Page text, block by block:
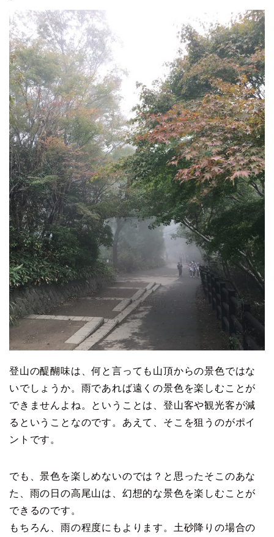
登山の醍醐味は、何と言っても山頂からの景色ではな
いでしょうか。雨であれば遠くの景色を楽しむことが
できませんよね。ということは、登山客や観光客が減
るということなのです。あえて、そこを狙うのがポイ
ントです。
でも、景色を楽しめないのでは？と思ったそこのあな
た、雨の日の高尾山は、幻想的な景色を楽しむことが
できるのです。
もちろん、雨の程度にもよります。土砂降りの場合の